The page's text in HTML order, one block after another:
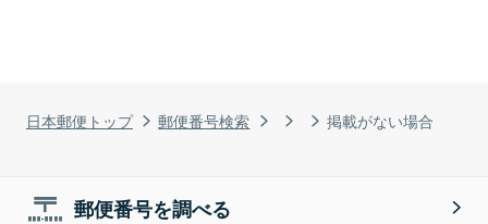
日本郵便トップ 郵便番号検索 掲載がない場合
郵便番号を調べる